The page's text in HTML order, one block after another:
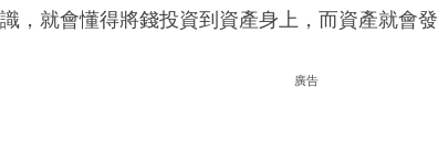
，就會懂得將錢投資到資產身上，而資產就會
廣告